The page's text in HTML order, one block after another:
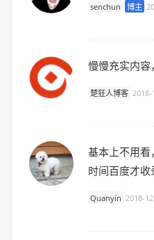
senchun 博主
慢慢充实内容
楚狂人博客
基本上不用
时间百度才收
Quanyin 2018-